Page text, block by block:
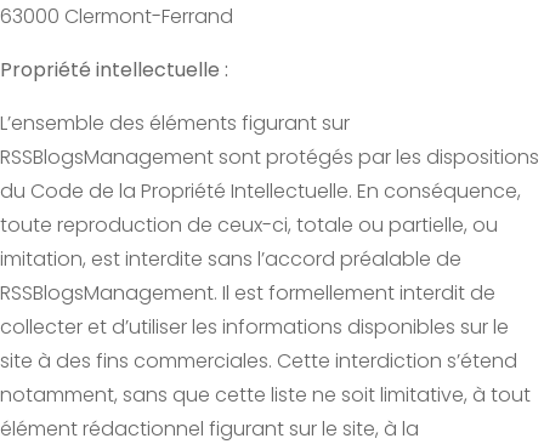
63000 Clermont-Ferrand
Propriété intellectuelle :
L’ensemble des éléments figurant sur
RSSBlogsManagement sont protégés par les dispositions
du Code de la Propriété Intellectuelle. En conséquence,
toute reproduction de ceux-ci, totale ou partielle, ou
imitation, est interdite sans l’accord préalable de
RSSBlogsManagement. Il est formellement interdit de
collecter et d’utiliser les informations disponibles sur le
site à des fins commerciales. Cette interdiction s’étend
notamment, sans que cette liste ne soit limitative, à tout
élément rédactionnel figurant sur le site, à la